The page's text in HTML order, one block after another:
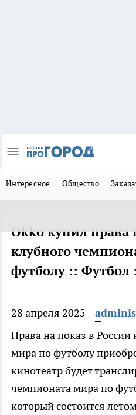
Интересное Общество
Okko купил права
клубного
футболу :: Футбол
28 апреля 2025
Права на показ в
мира по футболу
кинотеатр будет
чемпионата мира по
который состоится